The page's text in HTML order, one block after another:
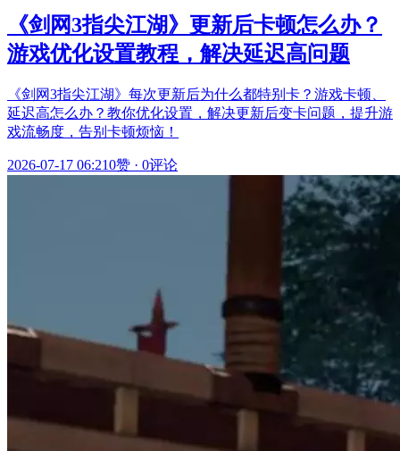
《剑网3指尖江湖》更新后卡顿怎么办？
游戏优化设置教程，解决延迟高问题
《剑网3指尖江湖》每次更新后为什么都特别卡？游戏卡顿、
延迟高怎么办？教你优化设置，解决更新后变卡问题，提升游
戏流畅度，告别卡顿烦恼！
2026-07-17 06:210赞 · 0评论